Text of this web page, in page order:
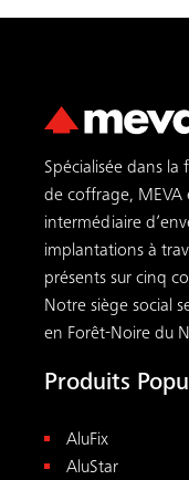
Spécialisée dans
de coffrage, MEVA
intermédiaire
implantations à
présents sur cinq
Notre siège social
en Forêt-Noire du
Produits
AluFix
AluStar